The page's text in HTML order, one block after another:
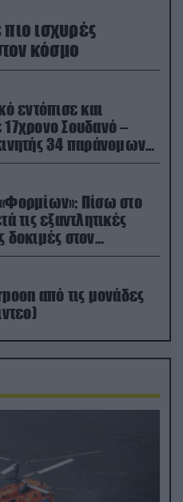
πιο ισχυρές
κόσμο
εντόπισε και
Σουδανό –
34 παράνομων
Πίσω στο
τις εξαντλητικές
Βισκαϊκό
από τις μονάδες